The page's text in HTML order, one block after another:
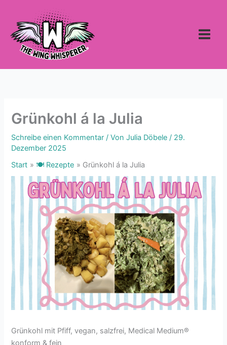
springen
Grünkohl á la Julia
Schreibe einen Kommentar / VonJulia Döbele/ 29.
Dezember 2025
Start
🍽 Rezepte Grünkohl á la Julia
Grünkohl mit Pfiff, vegan, salzfrei, Medical Medium®
konform & fein